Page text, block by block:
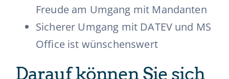
Freude am Umgang mit Mandanten
Sicherer Umgang mit DATEV und MS
Office ist wünschenswert
Darauf können Sie sich